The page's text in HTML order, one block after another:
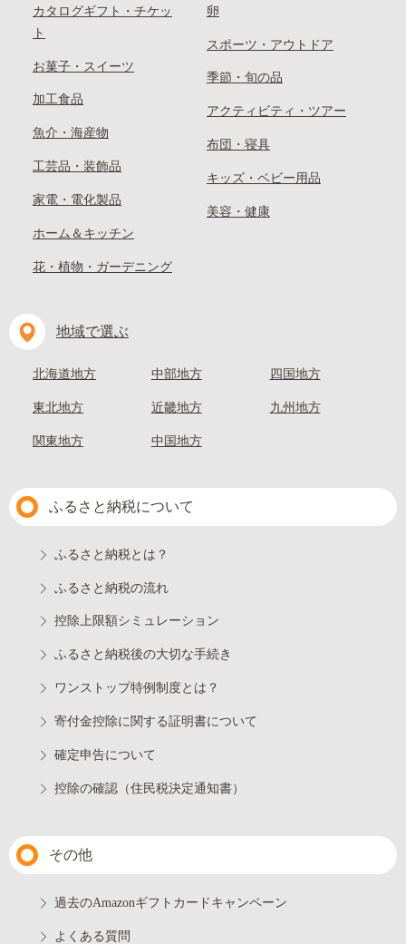
カタログギフト・チケッ
ト
お菓子・スイーツ
加工食品
魚介・海産物
工芸品・装飾品
家電・電化製品
ホーム＆キッチン
花・植物・ガーデニング
卵
スポーツ・アウトドア
季節・旬の品
アクティビティ・ツアー
布団・寝具
キッズ・ベビー用品
美容・健康
地域で選ぶ
北海道地方
東北地方
関東地方
中部地方
近畿地方
中国地方
四国地方
九州地方
ふるさと納税について
ふるさと納税とは？
ふるさと納税の流れ
控除上限額シミュレーション
ふるさと納税後の大切な手続き
ワンストップ特例制度とは？
寄付金控除に関する証明書について
確定申告について
控除の確認（住民税決定通知書）
その他
過去のAmazonギフトカードキャンペーン
よくある質問